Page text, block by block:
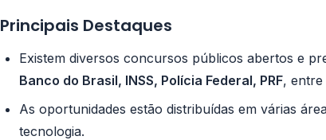
Principais Destaques
Existem diversos concursos públicos abertos e
Banco do Brasil, INSS, Polícia Federal, PRF,
As oportunidades estão distribuídas em várias
tecnologia.